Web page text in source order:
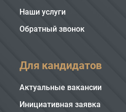
Наши услуги
Обратный звонок
Для кандидатов
Актуальные вакансии
Инициативная заявка